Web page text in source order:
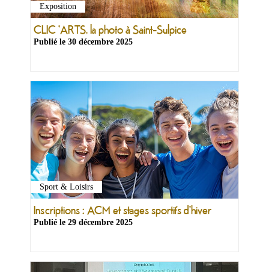
|
Tourisme
Billetterie
Infos
Travaux/Voirie
|
Circulation
Exposition
CLIC 'ARTS, la photo à Saint-Sulpice
Publié le 30 décembre 2025
Sport & Loisirs
Inscriptions : ACM et stages sportifs d'hiver
Publié le 29 décembre 2025